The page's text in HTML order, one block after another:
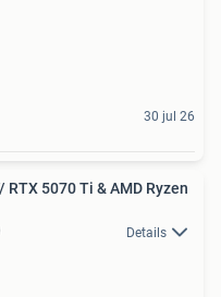
30 jul 26
RTX 5070 Ti & AMD Ryzen
Details